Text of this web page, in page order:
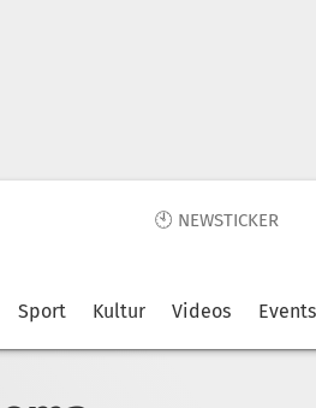
🕙 NEWSTICKER
Sport Kultur Videos Events